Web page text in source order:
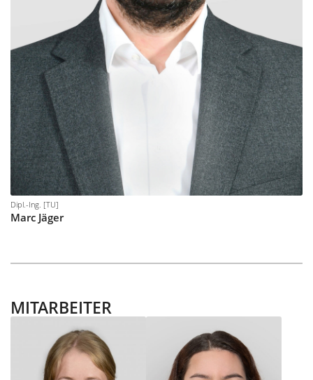
Dipl.-Ing. [TU]
Marc Jäger
MITARBEITER